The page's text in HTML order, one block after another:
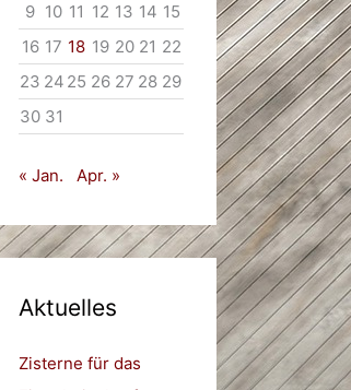
9 10 11 12 13 14 15
16 17 18 19 20 21 22
23 24 25 26 27 28 29
30 31
« Jan. Apr. »
Aktuelles
Zisterne für das